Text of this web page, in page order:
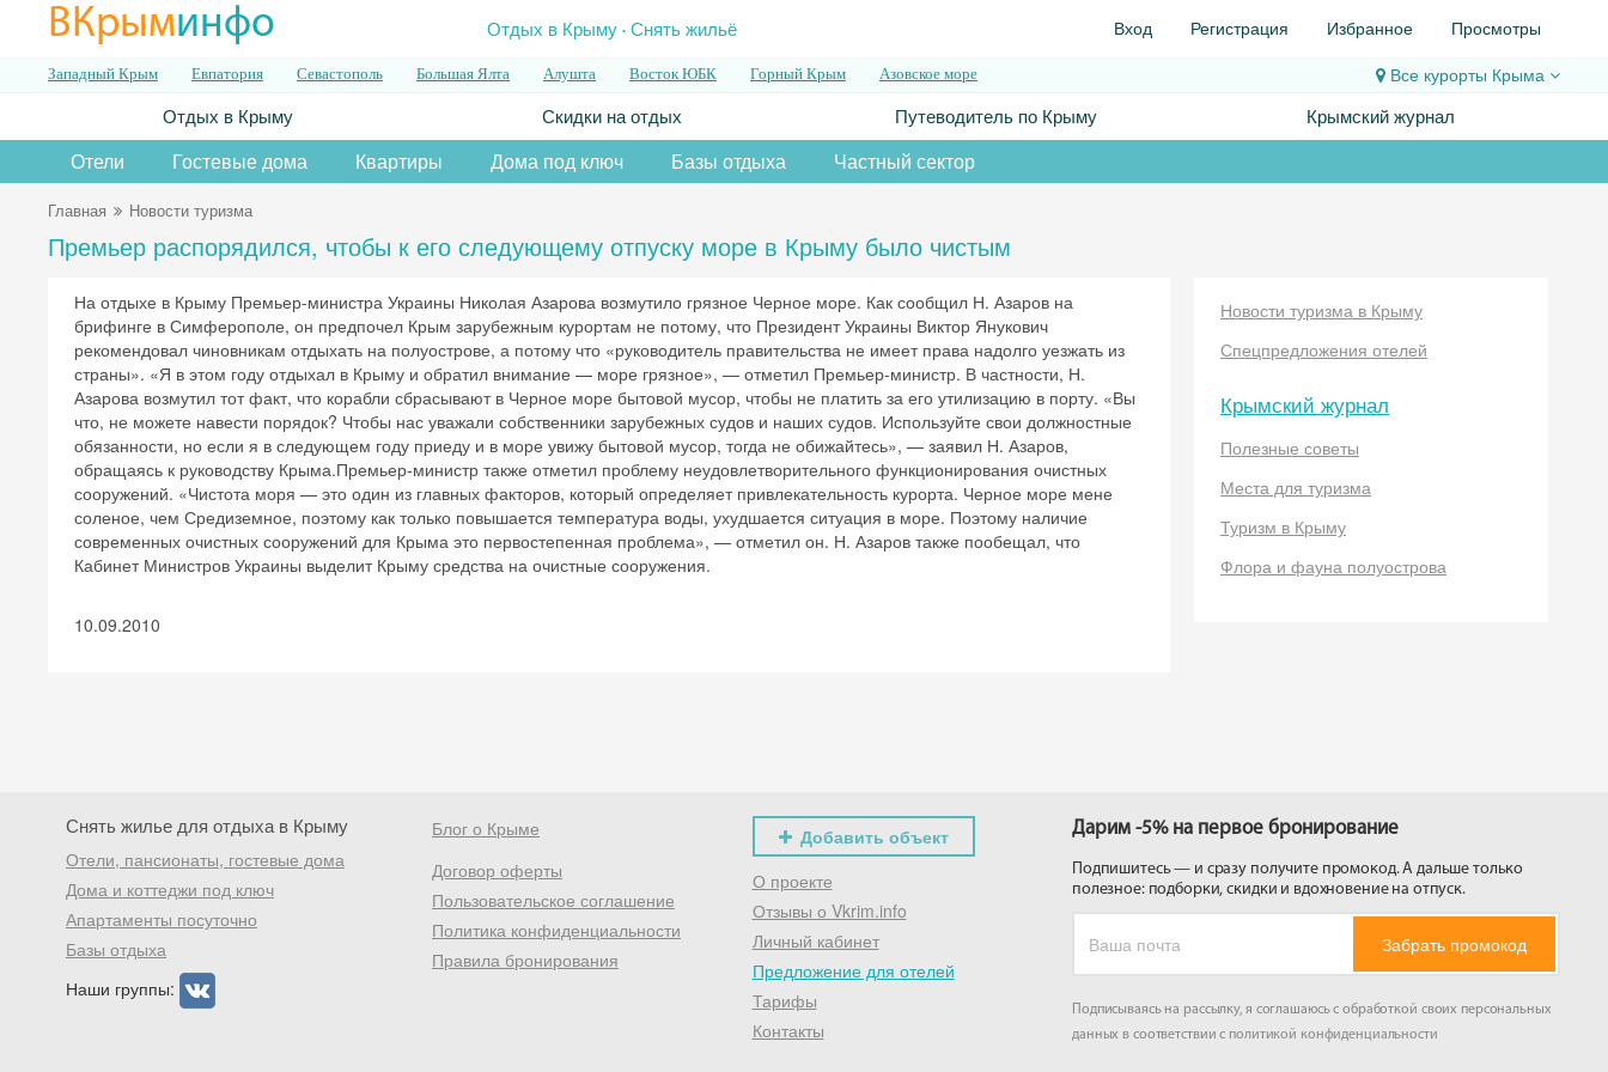
ВКрыминфо Отдых в Крыму.Снять жильё Вход Регистрация Избранное Просмотры
Западный Крым Евпатория Севастополь Большая Ялта Алушта Восток ЮБК Горный Крым Азовское море Все курорты Крыма
Отдых в Крыму Скидки на отдых Путеводитель по Крыму Крымский журнал
Отели Гостевые дома Квартиры Дома под ключ Базы отдыха Частный сектор
Главная Новости туризма
Премьер распорядился, чтобы к его следующему отпуску море в Крыму было чистым
На отдыхе в Крыму Премьер-министра Украины Николая Азарова возмутило грязное Черное море. Как сообщил Н. Азаров на
брифинге в Симферополе, он предпочел Крым зарубежным курортам не потому, что Президент Украины Виктор Янукович
рекомендовал чиновникам отдыхать на полуострове, а потому что «руководитель правительства не имеет права надолго уезжать из
страны». «Я в этом году отдыхал в Крыму и обратил внимание — море грязное», — отметил Премьер-министр. В частности, Н.
Азарова возмутил тот факт, что корабли сбрасывают в Черное море бытовой мусор, чтобы не платить за его утилизацию в порту. «Вы
что, не можете навести порядок? Чтобы нас уважали собственники зарубежных судов и наших судов. Используйте свои должностные
обязанности, но если я в следующем году приеду и в море увижу бытовой мусор, тогда не обижайтесь», — заявил Н. Азаров,
обращаясь к руководству Крыма.Премьер-министр также отметил проблему неудовлетворительного функционирования очистных
сооружений. «Чистота моря — это один из главных факторов, который определяет привлекательность курорта. Черное море мене
соленое, чем Средиземное, поэтому как только повышается температура воды, ухудшается ситуация в море. Поэтому наличие
современных очистных сооружений для Крыма это первостепенная проблема», — отметил он. Н. Азаров также пообещал, что
Кабинет Министров Украины выделит Крыму средства на очистные сооружения.
10.09.2010
Новости туризма в Крыму
Спецпредложения отелей
Крымский журнал
Полезные советы
Места для туризма
Туризм в Крыму
Флора и фауна полуострова
Снять жилье для отдыха в Крыму
Отели, пансионаты, гостевые дома
Дома и коттеджи под ключ
Апартаменты посуточно
Базы отдыха
Наши группы:
Блог о Крыме
Договор оферты
Пользовательское соглашение
Политика конфиденциальности
Правила бронирования
Добавить объект
О проекте
Отзывы о Vkrim.info
Личный кабинет
Предложение для отелей
Тарифы
Контакты
Дарим -5% на первое бронирование
Подпишитесь — и сразу получите промокод. А дальше только
полезное: подборки, скидки и вдохновение на отпуск.
Забрать промокод
Подписываясь на рассылку, я соглашаюсь с обработкой своих персональных
данных в соответствии с политикой конфиденциальности
Скидка −5%